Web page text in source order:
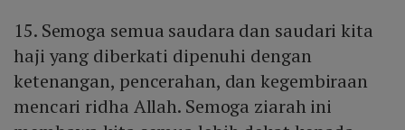
15. Semoga semua saudara dan saudari kita
haji yang diberkati dipenuhi dengan
ketenangan, pencerahan, dan kegembiraan
mencari ridha Allah. Semoga ziarah ini